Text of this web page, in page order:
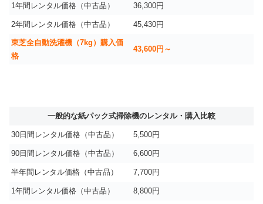
1年間レンタル価格（中古品） 36,300円
2年間レンタル価格（中古品） 45,430円
東芝全自動洗濯機（7kg）購入価
格
43,600円～
一般的な紙パック式掃除機のレンタル・購入比較
30日間レンタル価格（中古品） 5,500円
90日間レンタル価格（中古品） 6,600円
半年間レンタル価格（中古品） 7,700円
1年間レンタル価格（中古品） 8,800円